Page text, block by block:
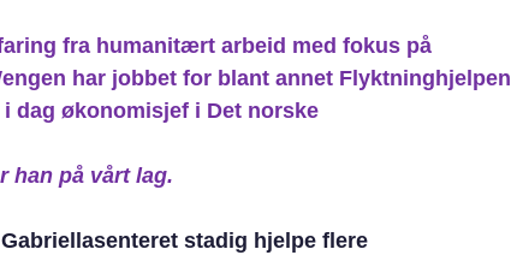
fra humanitært arbeid med fokus på
har jobbet for blant annet Flyktninghjelpen
dag økonomisjef i Det norske
han på vårt lag.
stadig hjelpe flere